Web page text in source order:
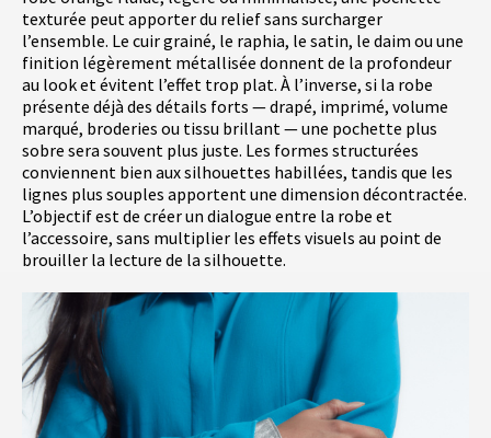
texturée peut apporter du relief sans surcharger
l’ensemble. Le cuir grainé, le raphia, le satin, le daim ou une
finition légèrement métallisée donnent de la profondeur
au look et évitent l’effet trop plat. À l’inverse, si la robe
présente déjà des détails forts — drapé, imprimé, volume
marqué, broderies ou tissu brillant — une pochette plus
sobre sera souvent plus juste. Les formes structurées
conviennent bien aux silhouettes habillées, tandis que les
lignes plus souples apportent une dimension décontractée.
L’objectif est de créer un dialogue entre la robe et
l’accessoire, sans multiplier les effets visuels au point de
brouiller la lecture de la silhouette.